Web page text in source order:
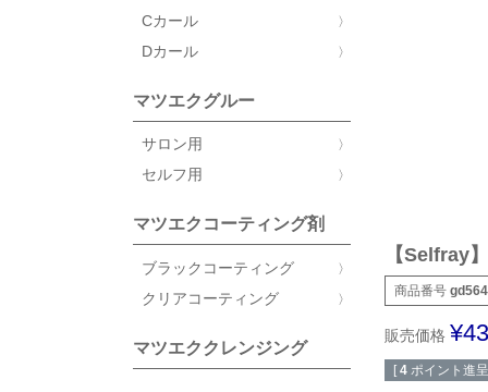
Cカール
Dカール
マツエクグルー
サロン用
セルフ用
マツエクコーティング剤
ブラックコーティング
クリアコーティング
マツエククレンジング
【Selfray
商品番号 gd564
販売価格 ¥
[ 4 ポイント進